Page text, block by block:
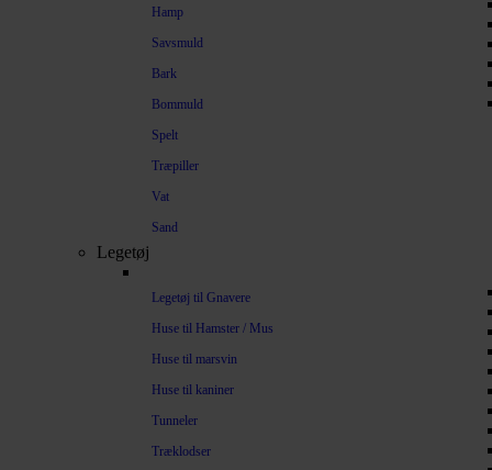
Hamp
Savsmuld
Bark
Bommuld
Spelt
Træpiller
Vat
Sand
Legetøj
Legetøj til Gnavere
Huse til Hamster / Mus
Huse til marsvin
Huse til kaniner
Tunneler
Træklodser